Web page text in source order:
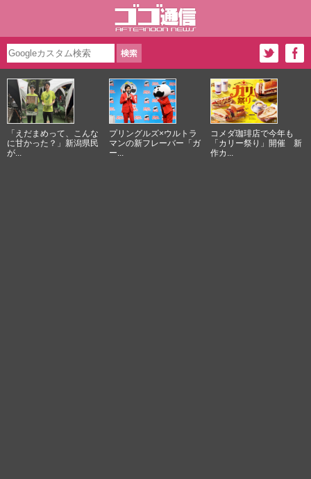
「えだまめって、こんな
に甘かった？」新潟県民
が...
プリングルズ×ウルトラ
マンの新フレーバー「ガ
ー...
コメダ珈琲店で今年も
「カリー祭り」開催 新
作カ...